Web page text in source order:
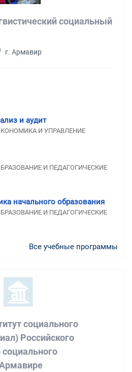
социальный
г. Армавир
и аудит
И УПРАВЛЕНИЕ
И ПЕДАГОГИЧЕСКИЕ
начального образования
И ПЕДАГОГИЧЕСКИЕ
Все учебные программы
социального
Российского
социального
Армавире